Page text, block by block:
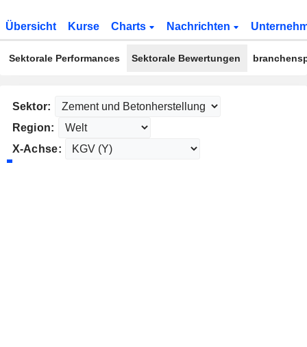
Übersicht Kurse Charts Nachrichten
Sektorale Performances Sektorale Bewertungen
Sektor:
Region:
X-Achse: